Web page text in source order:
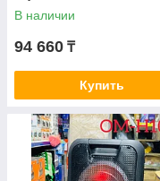
В наличии
94 660 ₸
Купить